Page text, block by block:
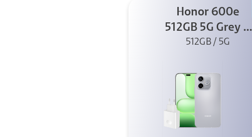
Honor 600e
512GB 5G Grey +
45W
512GB / 5G